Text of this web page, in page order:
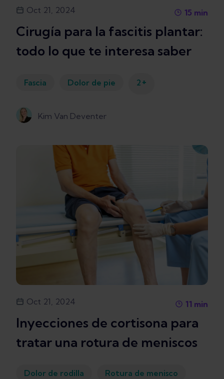
Oct 21, 2024 15 min
Cirugía para la fascitis plantar:
todo lo que te interesa saber
Fascia Dolor de pie 2 +
Kim Van Deventer
Oct 21, 2024 11 min
Inyecciones de cortisona para
tratar una rotura de meniscos
Dolor de rodilla Rotura de menisco